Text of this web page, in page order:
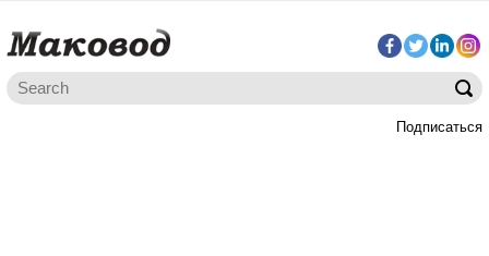
Подписаться